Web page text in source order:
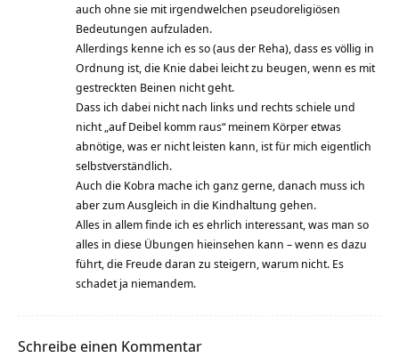
auch ohne sie mit irgendwelchen pseudoreligiösen
Bedeutungen aufzuladen.
Allerdings kenne ich es so (aus der Reha), dass es völlig in
Ordnung ist, die Knie dabei leicht zu beugen, wenn es mit
gestreckten Beinen nicht geht.
Dass ich dabei nicht nach links und rechts schiele und
nicht „auf Deibel komm raus“ meinem Körper etwas
abnötige, was er nicht leisten kann, ist für mich eigentlich
selbstverständlich.
Auch die Kobra mache ich ganz gerne, danach muss ich
aber zum Ausgleich in die Kindhaltung gehen.
Alles in allem finde ich es ehrlich interessant, was man so
alles in diese Übungen hieinsehen kann – wenn es dazu
führt, die Freude daran zu steigern, warum nicht. Es
schadet ja niemandem.
Schreibe einen Kommentar